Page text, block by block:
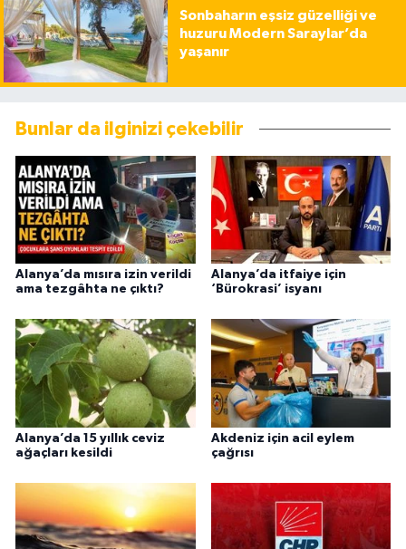
Sonbaharın eşsiz güzelliği ve
huzuru Modern Saraylar’da
yaşanır
Bunlar da ilginizi çekebilir
Alanya’da mısıra izin verildi
ama tezgâhta ne çıktı?
Alanya’da itfaiye için
‘Bürokrasi’ isyanı
Alanya’da 15 yıllık ceviz
ağaçları kesildi
Akdeniz için acil eylem
çağrısı